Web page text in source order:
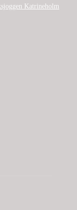
Katrineholm